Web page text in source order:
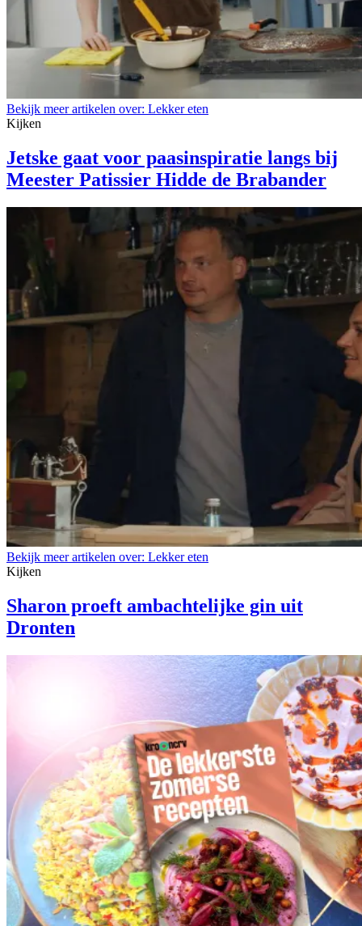
Bekijk meer artikelen over: Lekker eten
Kijken
Jetske gaat voor paasinspiratie langs bij
Meester Patissier Hidde de Brabander
Bekijk meer artikelen over: Lekker eten
Kijken
Sharon proeft ambachtelijke gin uit
Dronten